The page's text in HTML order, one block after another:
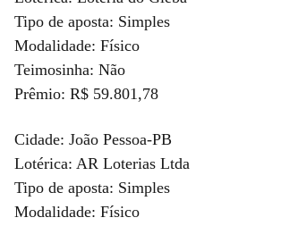
Tipo de aposta: Simples
Modalidade: Físico
Teimosinha: Não
Prêmio: R$ 59.801,78
Cidade: João Pessoa-PB
Lotérica: AR Loterias Ltda
Tipo de aposta: Simples
Modalidade: Físico